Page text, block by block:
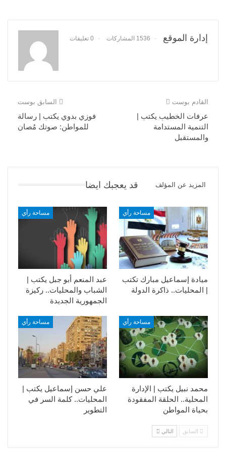
إدارة الموقع 1536 المشاركات 0 تعليقات
السابق بوست
فوزي بدوي يكتب | رسالة
للمواطن: صوتك مُصان
القادم بوست
عرفات الخطيب يكتب |
التنمية المستدامة
والمستقبل
قد يعجبك ايضا المزيد عن المؤلف
مساحة رأي
عبد المنعم أبو جبل يكتب |
الشباب والمحليات.. ركيزة
الجمهورية الجديدة
مساحة رأي
ميادة إسماعيل مبارك تكتب
| المحليات.. ذاكرة الدولة
مساحة رأي
علي حسن إسماعيل يكتب |
المحليات.. كلمة السر في
التطوير​
مساحة رأي
محمد نبيل يكتب | الإدارة
المحلية.. الحلقة المفقودة
بحياة المواطن
السابق التالي